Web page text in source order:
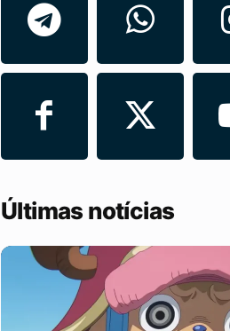
Últimas notícias